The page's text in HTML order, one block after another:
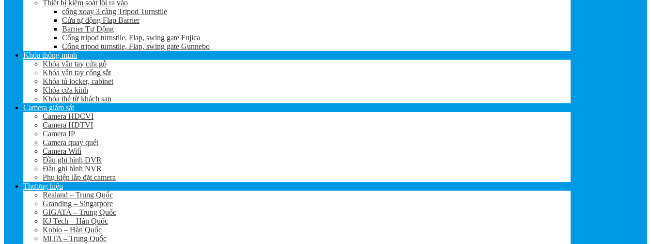
Thiết bị kiểm soát lối ra vào
cổng xoay 3 càng Tripod Turnstile
Cửa tự động Flap Barrier
Barrier Tự Động
Cổng tripod turnstile, Flap, swing gate Fujica
Cổng tripod turnstile, Flap, swing gate Gunnebo
Khóa thông minh
Khóa vân tay cửa gỗ
Khóa vân tay cổng sắt
Khóa tủ locker, cabinet
Khóa cửa kính
Khóa thẻ từ khách sạn
Camera giám sát
Camera HDCVI
Camera HDTVI
Camera IP
Camera quay quét
Camera Wifi
Đầu ghi hình DVR
Đầu ghi hình NVR
Phụ kiện lắp đặt camera
Thương hiệu
Realand – Trung Quốc
Granding – Singarpore
GIGATA – Trung Quốc
KJ Tech – Hàn Quốc
Kobio – Hàn Quốc
MITA – Trung Quốc